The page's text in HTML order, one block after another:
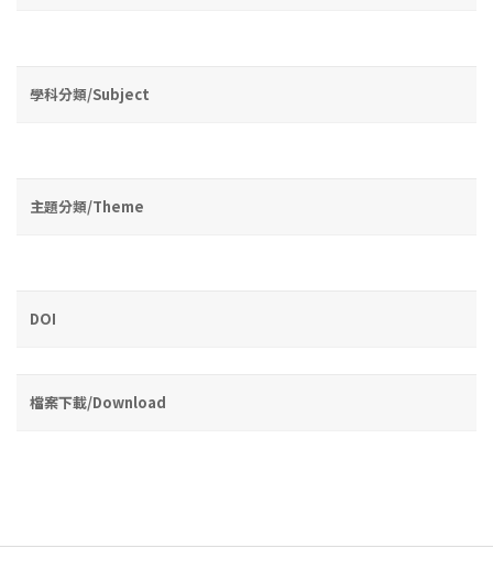
學科分類/Subject
主題分類/Theme
DOI
檔案下載/Download